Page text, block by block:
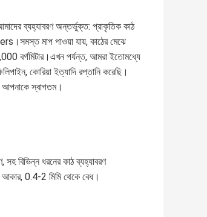
ব্যহ্যাবরণ অন্তর্ভুক্ত: প্রাকৃতিক কাঠ
মাপ পাওয়া যায়, কাঠের মেঝে
বর্গমিটার।এখন পর্যন্ত, আমরা ইতোমধ্যে
কোরিয়া ইত্যাদি রপ্তানি করেছি।
আপনাকে স্বাগতম।
সহ বিভিন্ন ধরনের কাঠ ব্যহ্যাবরণ
আকার, 0.4-2 মিমি থেকে বেধ।